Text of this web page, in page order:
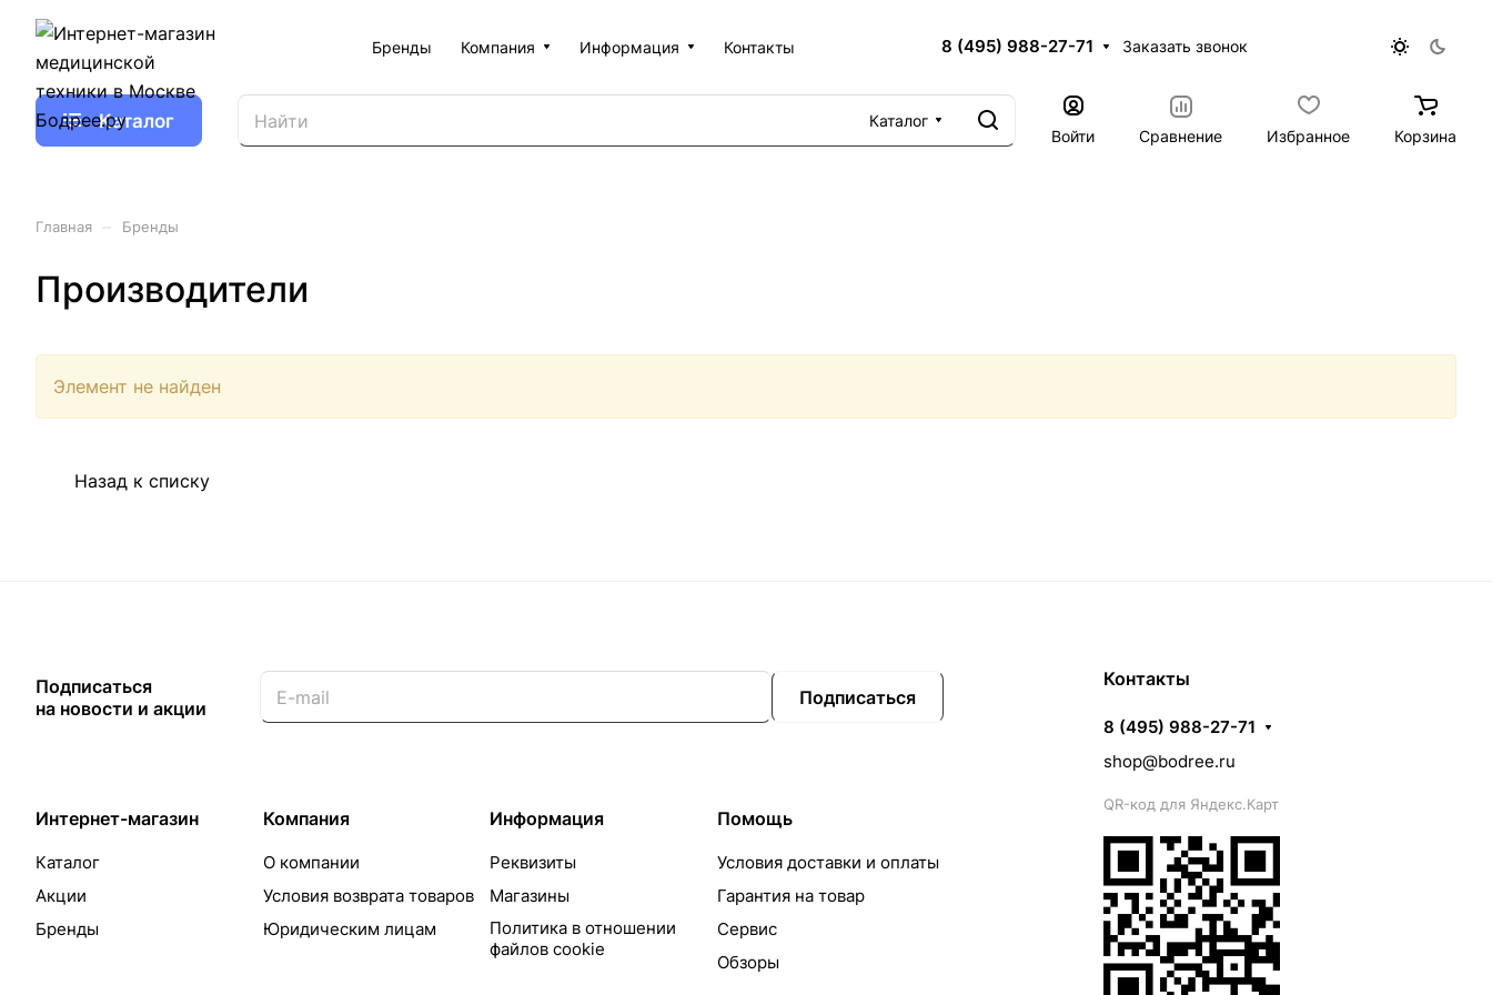
Бренды Компания Информация Контакты 8 (495) 988-27-71 Заказать звонок
Каталог
Каталог
Войти
Сравнение Избранное Корзина
Главная Бренды
Производители
Элемент не найден
Назад к списку
Подписаться
на новости и акции
Подписаться
Интернет-магазин
Каталог
Акции
Бренды
Компания
О компании
Условия возврата товаров
Юридическим лицам
Информация
Реквизиты
Магазины
Политика в отношении
файлов cookie
Помощь
Условия доставки и оплаты
Гарантия на товар
Сервис
Обзоры
Контакты
8 (495) 988-27-71
shop@bodree.ru
QR-код для Яндекс.Карт